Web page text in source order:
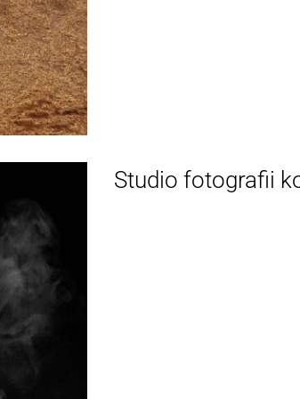
Studio fotografii